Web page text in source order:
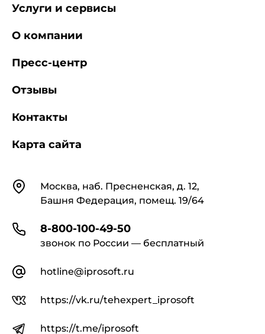
КонтактыМосква, наб. Пресненская, д. 12,
Башня Федерация, помещ. 19/64
8-800-100-49-50
звонок по России — бесплатный
hotline@iprosoft.ru
https://vk.ru/tehexpert_iprosoft
https://t.me/iprosoft
Услуги и сервисы
О компании
Пресс-центр
Отзывы
Контакты
Карта сайта